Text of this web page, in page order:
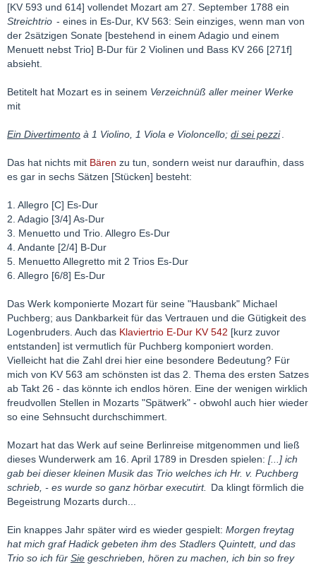
[KV 593 und 614] vollendet Mozart am 27. September 1788 ein
Streichtrio - eines in Es-Dur, KV 563: Sein einziges, wenn man von
der 2sätzigen Sonate [bestehend in einem Adagio und einem
Menuett nebst Trio] B-Dur für 2 Violinen und Bass KV 266 [271f]
absieht.
Betitelt hat Mozart es in seinem Verzeichnüß aller meiner Werke
mit
Ein Divertimento à 1 Violino, 1 Viola e Violoncello; di sei pezzi.
Das hat nichts mit Bären zu tun, sondern weist nur daraufhin, dass
es gar in sechs Sätzen [Stücken] besteht:
1. Allegro [C] Es-Dur
2. Adagio [3/4] As-Dur
3. Menuetto und Trio. Allegro Es-Dur
4. Andante [2/4] B-Dur
5. Menuetto Allegretto mit 2 Trios Es-Dur
6. Allegro [6/8] Es-Dur
Das Werk komponierte Mozart für seine "Hausbank" Michael
Puchberg; aus Dankbarkeit für das Vertrauen und die Gütigkeit des
Logenbruders. Auch das Klaviertrio E-Dur KV 542 [kurz zuvor
entstanden] ist vermutlich für Puchberg komponiert worden.
Vielleicht hat die Zahl drei hier eine besondere Bedeutung? Für
mich von KV 563 am schönsten ist das 2. Thema des ersten Satzes
ab Takt 26 - das könnte ich endlos hören. Eine der wenigen wirklich
freudvollen Stellen in Mozarts "Spätwerk" - obwohl auch hier wieder
so eine Sehnsucht durchschimmert.
Mozart hat das Werk auf seine Berlinreise mitgenommen und ließ
dieses Wunderwerk am 16. April 1789 in Dresden spielen: [...] ich
gab bei dieser kleinen Musik das Trio welches ich Hr. v. Puchberg
schrieb, - es wurde so ganz hörbar executirt. Da klingt förmlich die
Begeistrung Mozarts durch...
Ein knappes Jahr später wird es wieder gespielt: Morgen freytag
hat mich graf Hadick gebeten ihm des Stadlers Quintett, und das
Trio so ich für Sie geschrieben, hören zu machen, ich bin so frey